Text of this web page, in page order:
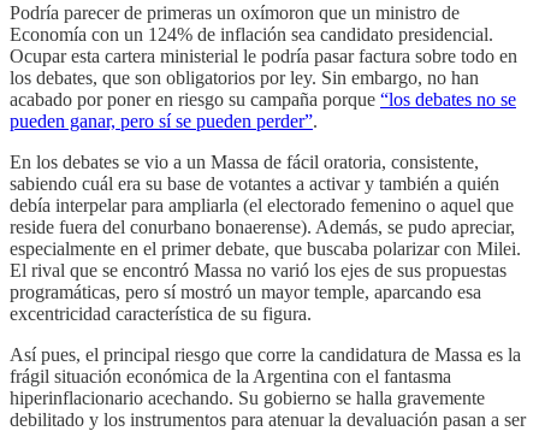
Podría parecer de primeras un oxímoron que un ministro de
Economía con un 124% de inflación sea candidato presidencial.
Ocupar esta cartera ministerial le podría pasar factura sobre todo en
los debates, que son obligatorios por ley. Sin embargo, no han
acabado por poner en riesgo su campaña porque “los debates no se
pueden ganar, pero sí se pueden perder”.
En los debates se vio a un Massa de fácil oratoria, consistente,
sabiendo cuál era su base de votantes a activar y también a quién
debía interpelar para ampliarla (el electorado femenino o aquel que
reside fuera del conurbano bonaerense). Además, se pudo apreciar,
especialmente en el primer debate, que buscaba polarizar con Milei.
El rival que se encontró Massa no varió los ejes de sus propuestas
programáticas, pero sí mostró un mayor temple, aparcando esa
excentricidad característica de su figura.
Así pues, el principal riesgo que corre la candidatura de Massa es la
frágil situación económica de la Argentina con el fantasma
hiperinflacionario acechando. Su gobierno se halla gravemente
debilitado y los instrumentos para atenuar la devaluación pasan a ser